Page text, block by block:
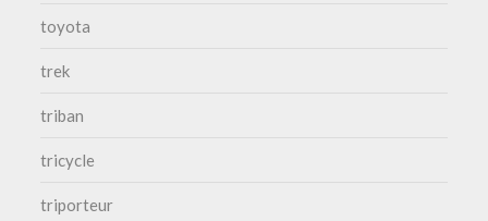
toyota
trek
triban
tricycle
triporteur